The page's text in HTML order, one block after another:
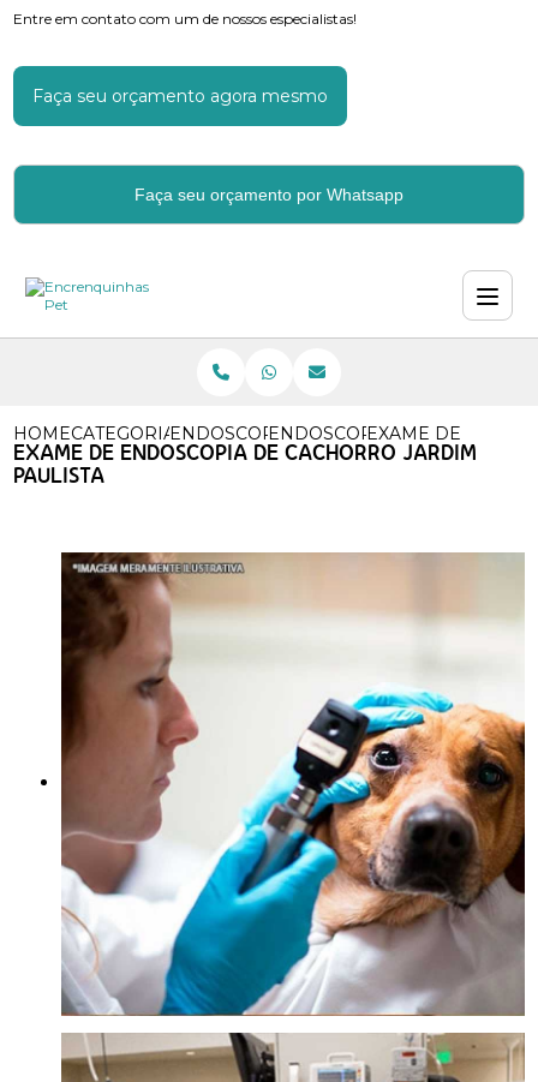
Entre em contato com um de nossos especialistas!
Faça seu orçamento agora mesmo
Faça seu orçamento por Whatsapp
HOMECATEGORIASENDOSCOPIA PARA CACHORROS
ENDOSCOPIA DE CACHORRO
EXAME DE
EXAME DE ENDOSCOPIA DE CACHORRO JARDIM
PAULISTA